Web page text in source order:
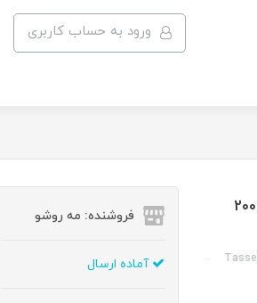
ورود به حساب کاربری
کرم مو 10 کاره تاسلاین مناسب موهای فر و حالت دار حجم 200
فروشنده: مه رو‌شو
آماده ارسال